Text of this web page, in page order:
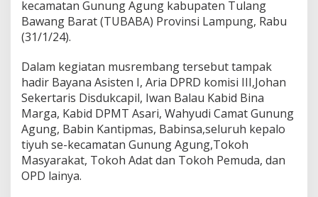
a
r
M
r
e
n
b
a
n
g
B
a
kecamatan Gunung Agung kabupaten Tulang
Bawang Barat (TUBABA) Provinsi Lampung, Rabu
(31/1/24).
Dalam kegiatan musrembang tersebut tampak
hadir Bayana Asisten I, Aria DPRD komisi III,Johan
Sekertaris Disdukcapil, Iwan Balau Kabid Bina
Marga, Kabid DPMT Asari, Wahyudi Camat Gunung
Agung, Babin Kantipmas, Babinsa,seluruh kepalo
tiyuh se-kecamatan Gunung Agung,Tokoh
Masyarakat, Tokoh Adat dan Tokoh Pemuda, dan
OPD lainya.